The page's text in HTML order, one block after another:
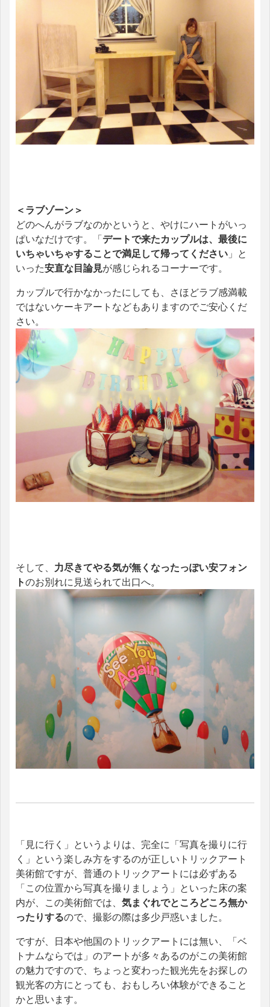
＜ラブゾーン＞
どのへんがラブなのかというと、やけにハートがいっ
ぱいなだけです。「デートで来たカップルは、最後に
いちゃいちゃすることで満足して帰ってください 」と
いった安直な目論見が感じられるコーナーです。
カップルで行かなかったにしても、さほどラブ感満載
ではないケーキアートなどもありますのでご安心くだ
さい。
そして、 力尽きてやる気が無くなったっぽい安フォン
トのお別れに見送られて出口へ。
「見に行く」というよりは、完全に「写真を撮りに行
く」という楽しみ方をするのが正しいトリックアート
美術館ですが、普通のトリックアートには必ずある
「この位置から写真を撮りましょう」といった床の案
内が、この美術館では、 気まぐれでところどころ無か
ったりするので、撮影の際は多少戸惑いました。
ですが、日本や他国のトリックアートには無い、「ベ
トナムならでは」のアートが多々あるのがこの美術館
の魅力ですので、ちょっと変わった観光先をお探しの
観光客の方にとっても、おもしろい体験ができること
かと思います。